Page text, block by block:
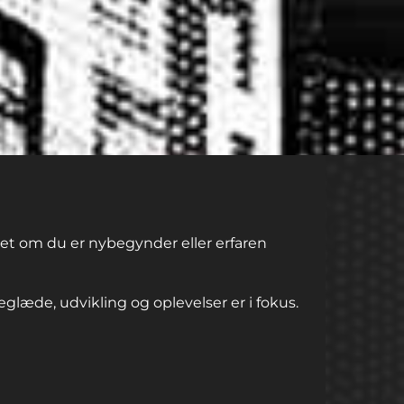
om du er nybegynder eller erfaren
udvikling og oplevelser er i fokus.